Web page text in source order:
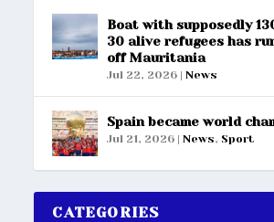
Boat with supposedly
30 alive refugees has
off Mauritania
Jul 22, 2026 |News
Spain became world
Jul 21, 2026 |News, Sport
CATEGORIES